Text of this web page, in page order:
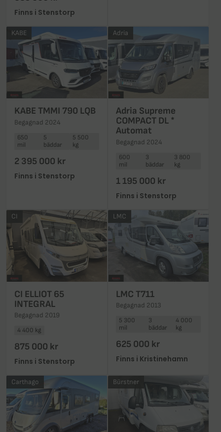
Finns i Stenstorp
KABE
KABE TMMI 790 LQB
Begagnad 2024
650
mil
5
bäddar
5 500
kg
2 395 000 kr
Finns i Stenstorp
Adria
Adria Supreme
COMPACT DL *
Automat
Begagnad 2024
600
mil
3
bäddar
3 800
kg
1 195 000 kr
Finns i Stenstorp
CI
CI ELLIOT 65
INTEGRAL
Begagnad 2019
4 400 kg
875 000 kr
Finns i Stenstorp
LMC
LMC T711
Begagnad 2013
5 300
mil
3
bäddar
4 000
kg
625 000 kr
Finns i Kristinehamn
Carthago Bürstner